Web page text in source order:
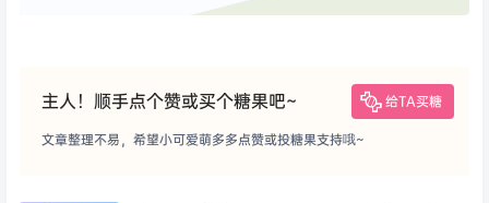
主人！顺手点个赞或买个糖果吧~ 给TA买糖
文章整理不易，希望小可爱萌多多点赞或投糖果支持哦~